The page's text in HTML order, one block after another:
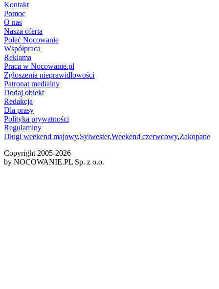
Kontakt
Pomoc
O nas
Nasza oferta
Poleć Nocowanie
Współpraca
Reklama
Praca w Nocowanie.pl
Zgłoszenia nieprawidłowości
Patronat medialny
Dodaj obiekt
Redakcja
Dla prasy
Polityka prywatności
Regulaminy
Długi weekend majowy,Sylwester,Weekend czerwcowy,Zakopane
Copyright 2005-2026
by NOCOWANIE.PL Sp. z o.o.